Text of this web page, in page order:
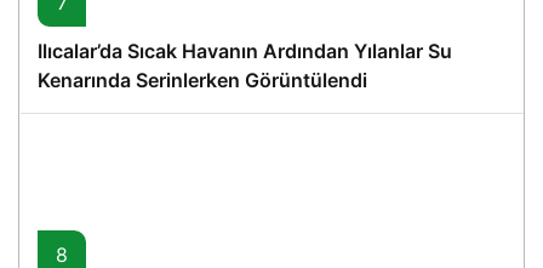
Ilıcalar’da Sıcak Havanın Ardından Yılanlar Su
Kenarında Serinlerken Görüntülendi
8